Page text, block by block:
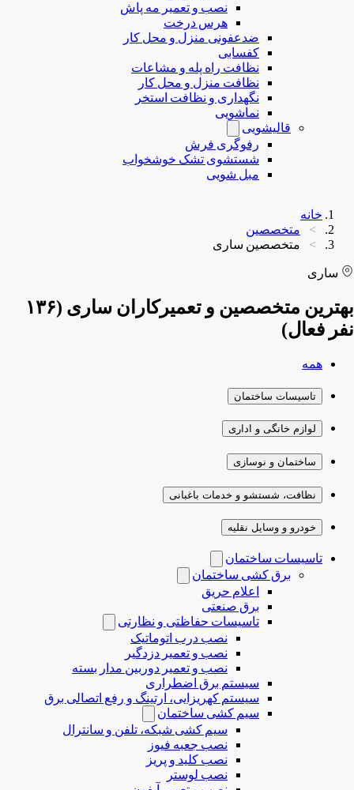
نصب و تعمیر مه پاش
هرس درخت
ضدعفونی منزل و محل کار
کفسابی
نظافت راه پله و مشاعات
نظافت منزل و محل کار
نگهداری و نظافت استخر
نماشویی
قالیشویی
رفوگری فرش
شستشوی تشک خوشخواب
مبل شویی
خانه
متخصصین
متخصصین ساری
ساری
بهترین متخصصین و تعمیرکاران ساری (۱۳۶
نفر فعال)
همه
تاسیسات ساختمان
لوازم خانگی و اداری
ساختمان و نوسازی
نظافت، شستشو و خدمات باغبانی
خودرو و وسایل نقلیه
تاسیسات ساختمان
برق کشی ساختمان
اعلام حریق
برق صنعتی
تاسیسات حفاظتی و نظارتی
نصب درب‌ اتوماتیک
نصب و تعمیر دزدگیر
نصب و تعمیر دوربین مدار بسته
سیستم برق اضطراری
سیستم کهریزایی، ارتینگ و رفع اتصالی برق
سیم کشی ساختمان
سیم کشی شبکه، تلفن و سانترال
نصب جعبه فیوز
نصب کلید و پریز
نصب لوستر